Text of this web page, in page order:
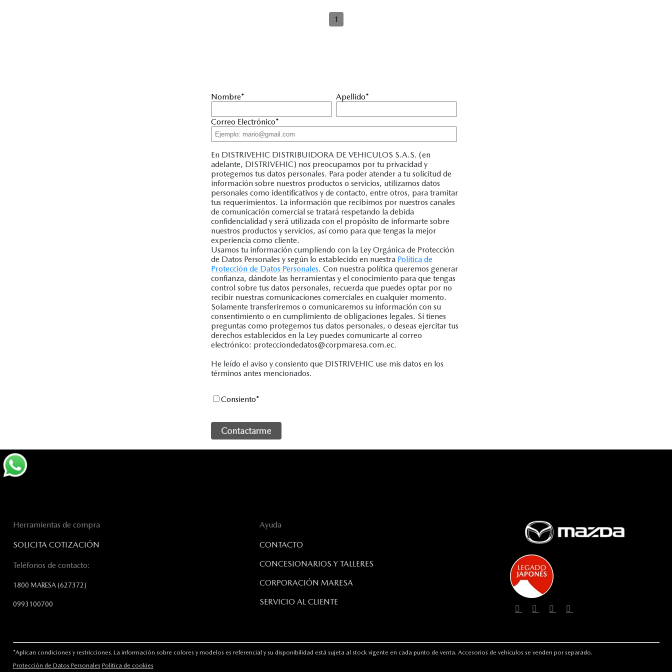
1
Nombre* Apellido*
Correo Electrónico*
En DISTRIVEHIC DISTRIBUIDORA DE VEHICULOS S.A.S. (en
adelante, DISTRIVEHIC) nos preocupamos por tu privacidad y
protegemos tus datos personales. Para poder atender a tu solicitud de
información sobre nuestros productos o servicios, utilizamos datos
personales como identificativos y de contacto, entre otros, para tramitar
tus requerimientos. La información que recibimos por nuestros canales
de comunicación comercial se tratará respetando la debida
confidencialidad y será utilizada con el propósito de informarte sobre
nuestros productos y servicios, así como para que tengas la mejor
experiencia como cliente.
Usamos tu información cumpliendo con la Ley Orgánica de Protección
de Datos Personales y según lo establecido en nuestra Política de
Protección de Datos Personales. Con nuestra política queremos generar
confianza, dándote las herramientas y el conocimiento para que tengas
control sobre tus datos personales, recuerda que puedes optar por no
recibir nuestras comunicaciones comerciales en cualquier momento.
Solamente transferiremos o comunicaremos su información con su
consentimiento o en cumplimiento de obligaciones legales. Si tienes
preguntas como protegemos tus datos personales, o deseas ejercitar tus
derechos establecidos en la Ley puedes comunicarte al correo
electrónico: protecciondedatos@corpmaresa.com.ec.
He leído el aviso y consiento que DISTRIVEHIC use mis datos en los
términos antes mencionados.
Consiento*
Herramientas de compra
SOLICITA COTIZACIÓN
Teléfonos de contacto:
1800 MARESA(627372)
0993100700
Ayuda
CONTACTO
CONCESIONARIOS Y TALLERES
CORPORACIÓN MARESA
SERVICIO AL CLIENTE
*Aplican condiciones y restricciones. La información sobre colores y modelos es referencial y su disponibilidad está sujeta al stock vigente en cada punto de venta. Accesorios de vehículos se venden por separado.
Protección de Datos Personales Politica de cookies